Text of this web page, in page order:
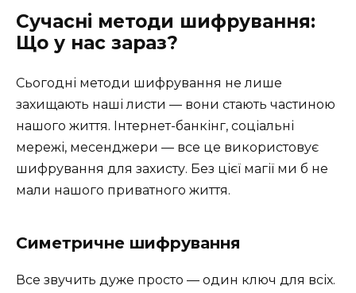
Сучасні методи шифрування:
Що у нас зараз?
Сьогодні методи шифрування не лише
захищають наші листи — вони стають частиною
нашого життя. Інтернет-банкінг, соціальні
мережі, месенджери — все це використовує
шифрування для захисту. Без цієї магії ми б не
мали нашого приватного життя.
Симетричне шифрування
Все звучить дуже просто — один ключ для всіх.